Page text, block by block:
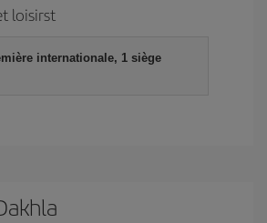
loisirst
internationale, 1 siège